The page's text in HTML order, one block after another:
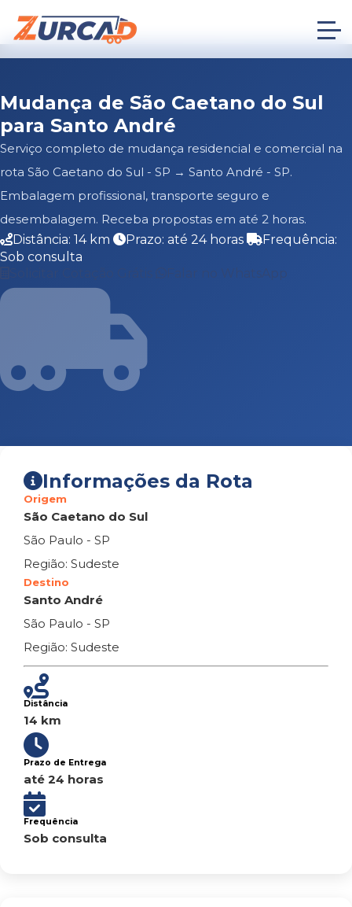
Mudança de São Caetano do Sul
para Santo André
Serviço completo de mudança residencial e comercial na
rota São Caetano do Sul - SP → Santo André - SP.
Embalagem profissional, transporte seguro e
desembalagem. Receba propostas em até 2 horas.
Distância: 14 km
Prazo: até 24 horas
Frequência:
Sob consulta
Falar no WhatsApp
Informações da Rota
Origem
São Caetano do Sul
São Paulo - SP
Região: Sudeste
Destino
Santo André
São Paulo - SP
Região: Sudeste
Distância
14 km
Prazo de Entrega
até 24 horas
Frequência
Sob consulta